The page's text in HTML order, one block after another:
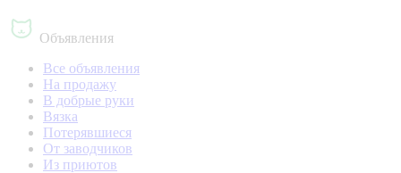
Объявления
Все объявления
На продажу
В добрые руки
Вязка
Потерявшиеся
От заводчиков
Из приютов